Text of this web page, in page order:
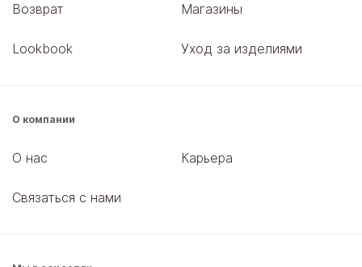
Возврат Магазины
Lookbook Уход за изделиями
О компании
О нас Карьера
Связаться с нами